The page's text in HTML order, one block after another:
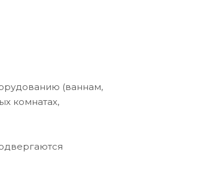
(ваннам,
комнатах,